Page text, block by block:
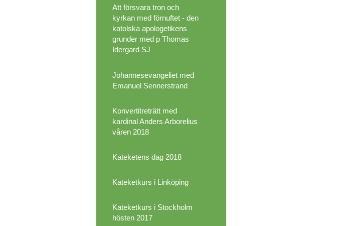
Att försvara tron och
kyrkan med förnuftet - den
katolska apologetikens
grunder med p Thomas
Idergard SJ
Johannesevangeliet med
Emanuel Sennerstrand
Konvertitreträtt med
kardinal Anders Arborelius
våren 2018
Kateketens dag 2018
Kateketkurs i Linköping
Kateketkurs i Stockholm
hösten 2017